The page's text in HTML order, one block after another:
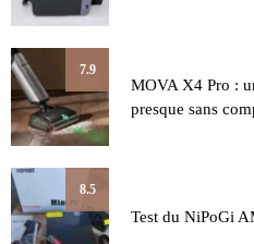
7.9
MOVA X4 Pro :
presque sans
8.5
Test du NiPoGi